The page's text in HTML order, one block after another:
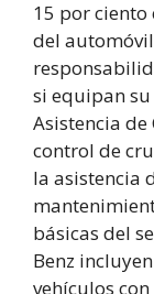
15 por
del
si equipan su
Asistencia de
control de
la asistencia
básicas del
Benz
vehículos